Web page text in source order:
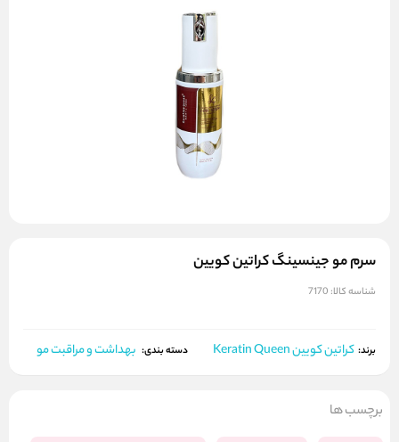
سرم مو جینسینگ کراتین کویین
شناسه کالا: 7170
برند: کراتین کویین Keratin Queen دسته بندی: بهداشت و مراقبت مو
برچسب ها